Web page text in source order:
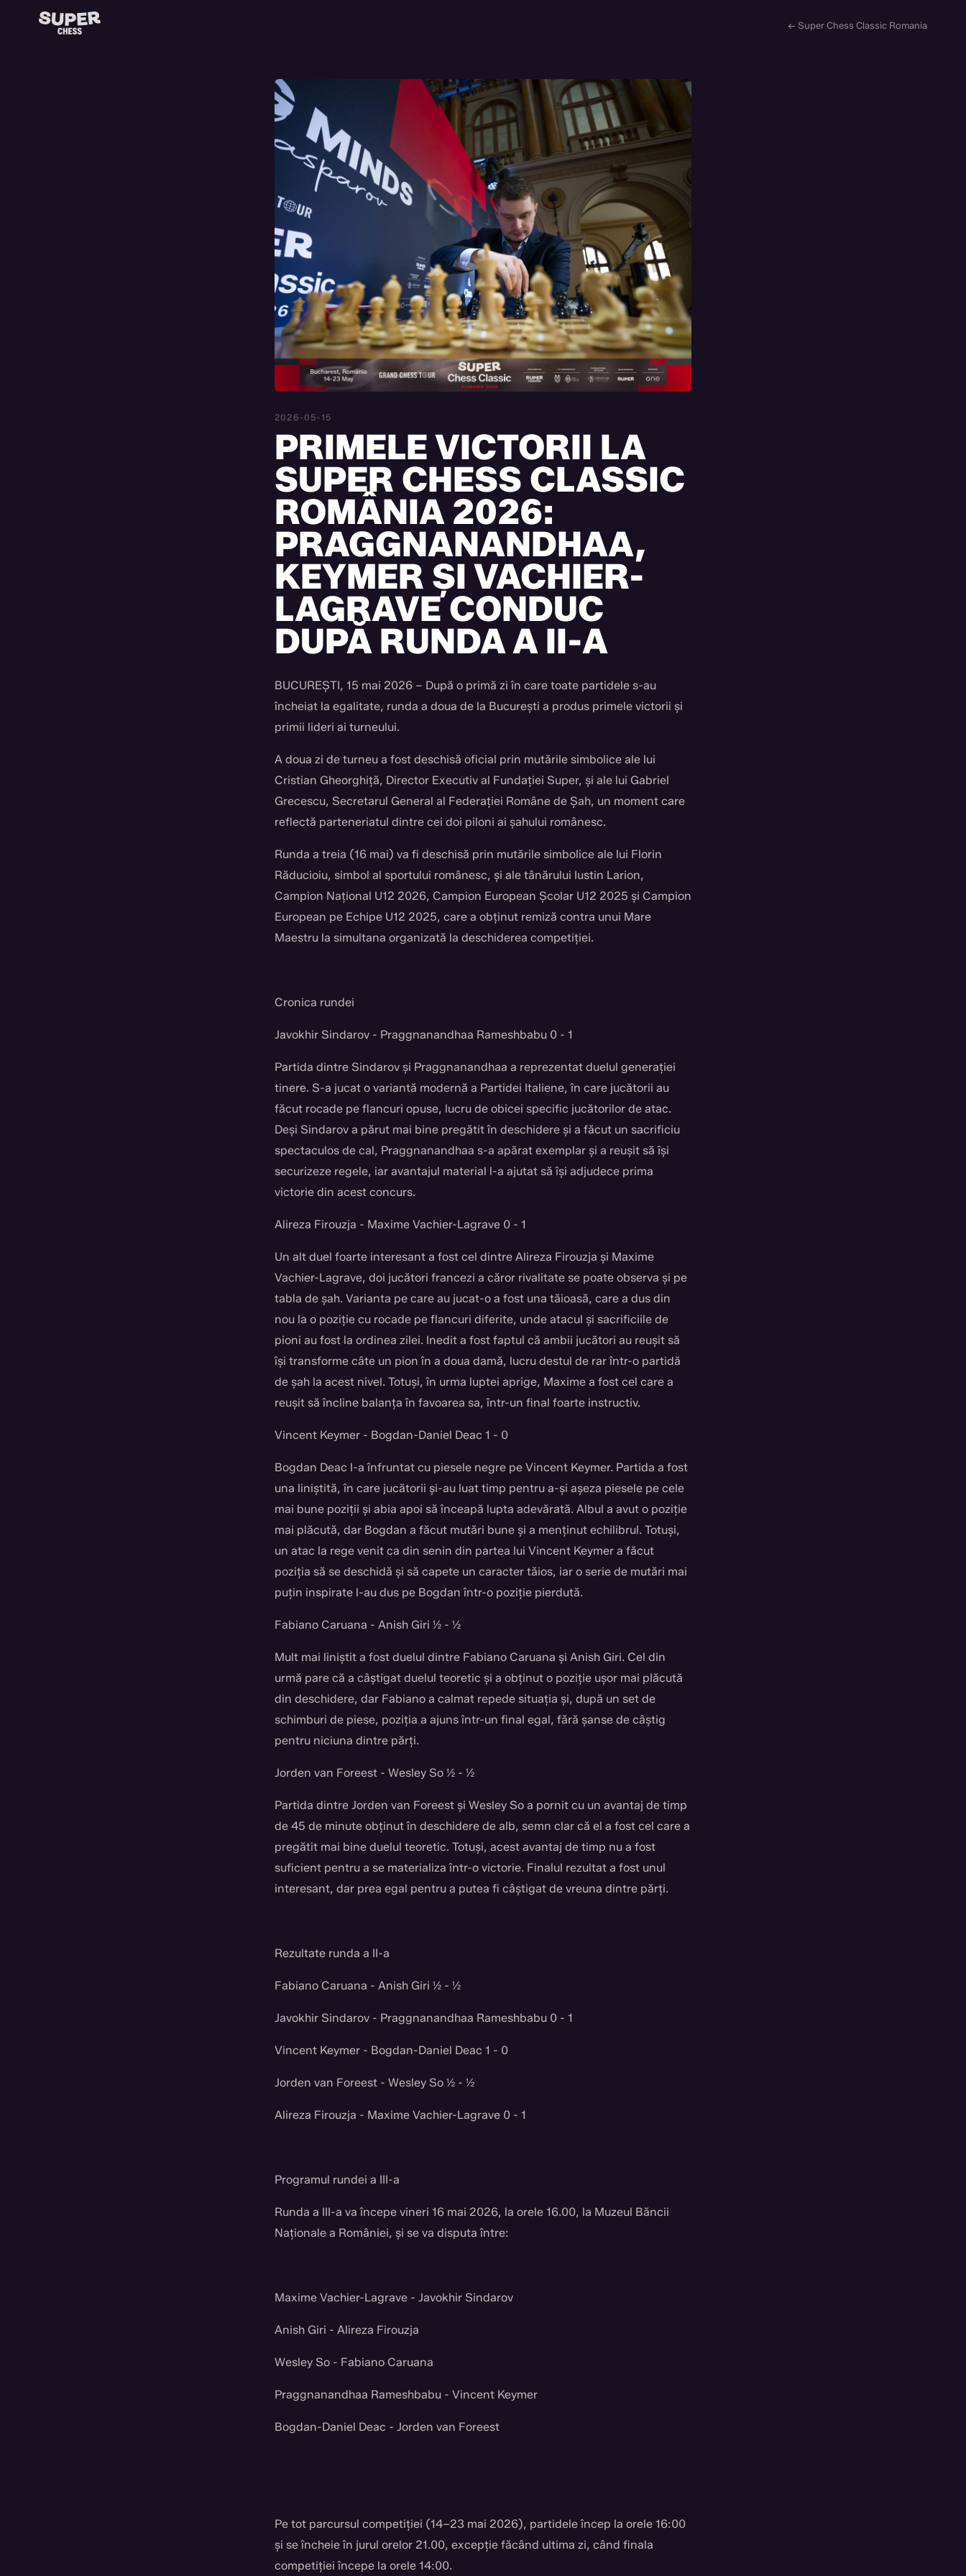
← Super Chess Classic Romania
2026-05-15
PRIMELE VICTORII LA
SUPER CHESS CLASSIC
ROMÂNIA 2026:
PRAGGNANANDHAA,
KEYMER ȘI VACHIER-
LAGRAVE CONDUC
DUPĂ RUNDA A II-A
BUCUREȘTI, 15 mai 2026 – După o primă zi în care toate partidele s-au
încheiat la egalitate, runda a doua de la București a produs primele victorii și
primii lideri ai turneului.
A doua zi de turneu a fost deschisă oficial prin mutările simbolice ale lui
Cristian Gheorghiță, Director Executiv al Fundației Super, și ale lui Gabriel
Grecescu, Secretarul General al Federației Române de Șah, un moment care
reflectă parteneriatul dintre cei doi piloni ai șahului românesc.
Runda a treia (16 mai) va fi deschisă prin mutările simbolice ale lui Florin
Răducioiu, simbol al sportului românesc, și ale tânărului Iustin Larion,
Campion Național U12 2026, Campion European Școlar U12 2025 și Campion
European pe Echipe U12 2025, care a obținut remiză contra unui Mare
Maestru la simultana organizată la deschiderea competiției.
Cronica rundei
Javokhir Sindarov - Praggnanandhaa Rameshbabu 0 - 1
Partida dintre Sindarov și Praggnanandhaa a reprezentat duelul generației
tinere. S-a jucat o variantă modernă a Partidei Italiene, în care jucătorii au
făcut rocade pe flancuri opuse, lucru de obicei specific jucătorilor de atac.
Deși Sindarov a părut mai bine pregătit în deschidere și a făcut un sacrificiu
spectaculos de cal, Praggnanandhaa s-a apărat exemplar și a reușit să își
securizeze regele, iar avantajul material l-a ajutat să își adjudece prima
victorie din acest concurs.
Alireza Firouzja - Maxime Vachier-Lagrave 0 - 1
Un alt duel foarte interesant a fost cel dintre Alireza Firouzja și Maxime
Vachier-Lagrave, doi jucători francezi a căror rivalitate se poate observa și pe
tabla de șah. Varianta pe care au jucat-o a fost una tăioasă, care a dus din
nou la o poziție cu rocade pe flancuri diferite, unde atacul și sacrificiile de
pioni au fost la ordinea zilei. Inedit a fost faptul că ambii jucători au reușit să
își transforme câte un pion în a doua damă, lucru destul de rar într-o partidă
de șah la acest nivel. Totuși, în urma luptei aprige, Maxime a fost cel care a
reușit să încline balanța în favoarea sa, într-un final foarte instructiv.
Vincent Keymer - Bogdan-Daniel Deac 1 - 0
Bogdan Deac l-a înfruntat cu piesele negre pe Vincent Keymer. Partida a fost
una liniștită, în care jucătorii și-au luat timp pentru a-și așeza piesele pe cele
mai bune poziții și abia apoi să înceapă lupta adevărată. Albul a avut o poziție
mai plăcută, dar Bogdan a făcut mutări bune și a menținut echilibrul. Totuși,
un atac la rege venit ca din senin din partea lui Vincent Keymer a făcut
poziția să se deschidă și să capete un caracter tăios, iar o serie de mutări mai
puțin inspirate l-au dus pe Bogdan într-o poziție pierdută.
Fabiano Caruana - Anish Giri ½ - ½
Mult mai liniștit a fost duelul dintre Fabiano Caruana și Anish Giri. Cel din
urmă pare că a câștigat duelul teoretic și a obținut o poziție ușor mai plăcută
din deschidere, dar Fabiano a calmat repede situația și, după un set de
schimburi de piese, poziția a ajuns într-un final egal, fără șanse de câștig
pentru niciuna dintre părți.
Jorden van Foreest - Wesley So ½ - ½
Partida dintre Jorden van Foreest și Wesley So a pornit cu un avantaj de timp
de 45 de minute obținut în deschidere de alb, semn clar că el a fost cel care a
pregătit mai bine duelul teoretic. Totuși, acest avantaj de timp nu a fost
suficient pentru a se materializa într-o victorie. Finalul rezultat a fost unul
interesant, dar prea egal pentru a putea fi câștigat de vreuna dintre părți.
Rezultate runda a II-a
Fabiano Caruana - Anish Giri ½ - ½
Javokhir Sindarov - Praggnanandhaa Rameshbabu 0 - 1
Vincent Keymer - Bogdan-Daniel Deac 1 - 0
Jorden van Foreest - Wesley So ½ - ½
Alireza Firouzja - Maxime Vachier-Lagrave 0 - 1
Programul rundei a III-a
Runda a III-a va începe vineri 16 mai 2026, la orele 16.00, la Muzeul Băncii
Naționale a României, și se va disputa între:
Maxime Vachier-Lagrave - Javokhir Sindarov
Anish Giri - Alireza Firouzja
Wesley So - Fabiano Caruana
Praggnanandhaa Rameshbabu - Vincent Keymer
Bogdan-Daniel Deac - Jorden van Foreest
Pe tot parcursul competiției (14–23 mai 2026), partidele încep la orele 16:00
și se încheie în jurul orelor 21.00, excepție făcând ultima zi, când finala
competiției începe la orele 14:00.